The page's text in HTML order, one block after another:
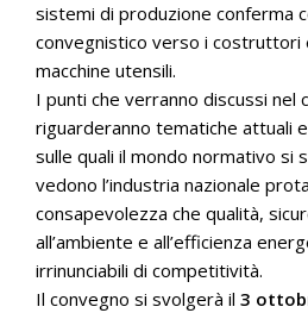
sistemi di produzione conferma
convegnistico verso i costruttori
macchine utensili.
I punti che verranno discussi nel
riguarderanno tematiche attuali
sulle quali il mondo normativo si
vedono l’industria nazionale
consapevolezza che qualità,
all’ambiente e all’efficienza
irrinunciabili di competitività.
Il convegno si svolgerà il 3